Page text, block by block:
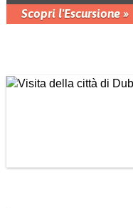
Scopri l'Escursione »